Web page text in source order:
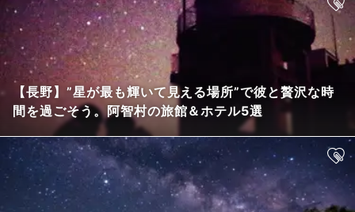
【長野】”星が最も輝いて見える場所”で彼と贅沢な時
間を過ごそう。阿智村の旅館＆ホテル5選